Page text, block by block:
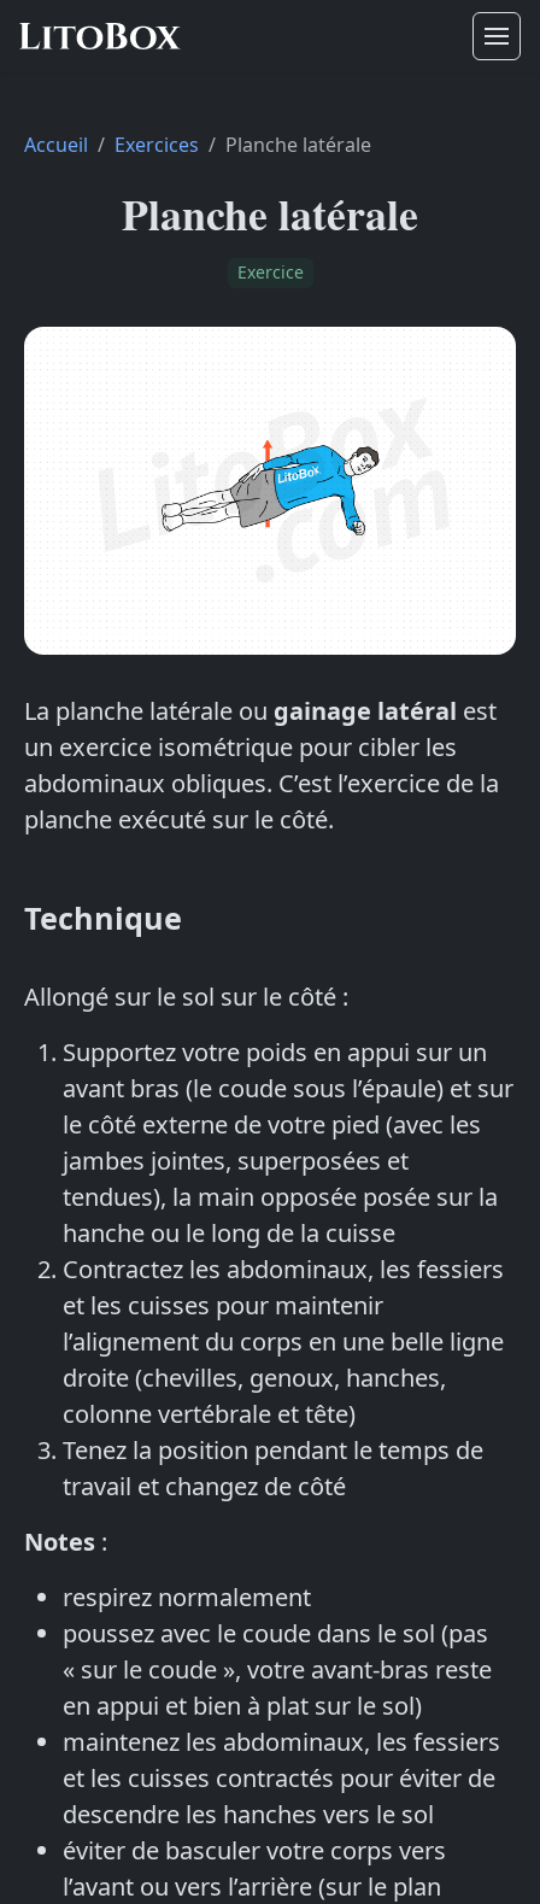
Accueil Exercices Planche latérale
Planche latérale
Exercice
La planche latérale ou gainage latéral est
un exercice isométrique pour cibler les
abdominaux obliques. C’est l’exercice de la
planche exécuté sur le côté.
Technique
Allongé sur le sol sur le côté :
Supportez votre poids en appui sur un
avant bras (le coude sous l’épaule) et sur
le côté externe de votre pied (avec les
jambes jointes, superposées et
tendues), la main opposée posée sur la
hanche ou le long de la cuisse
Contractez les abdominaux, les fessiers
et les cuisses pour maintenir
l’alignement du corps en une belle ligne
droite (chevilles, genoux, hanches,
colonne vertébrale et tête)
Tenez la position pendant le temps de
travail et changez de côté
Notes :
respirez normalement
poussez avec le coude dans le sol (pas
« sur le coude », votre avant-bras reste
en appui et bien à plat sur le sol)
maintenez les abdominaux, les fessiers
et les cuisses contractés pour éviter de
descendre les hanches vers le sol
éviter de basculer votre corps vers
l’avant ou vers l’arrière (sur le plan